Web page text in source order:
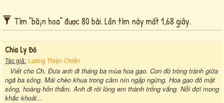
Tìm "bã¡n hoa" được 80 bài. Lần tìm này mất 1,68 giây.
Chia Ly Đỏ
Tác giả: Lương Thiện Chiến
Viết cho Ch. Đưa anh đi tháng ba mùa hoa gạo. Con đò tròng trành giữa
ngã ba sông. Mái chèo khua trong câm nín ngập ngừng. Hoa gạo đỏ mặt
sông, hoàng hôn thắm. Anh đi rồi lòng em thành trống vắng. Nỗi đợi mong
khắc khoải...